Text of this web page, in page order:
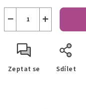
+
−
Zeptat se Sdílet